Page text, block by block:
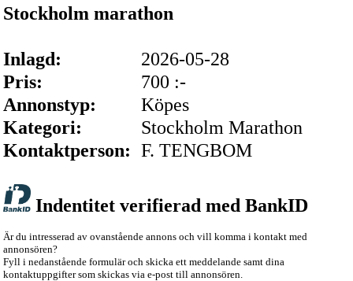
Stockholm marathon
Inlagd:
2026-05-28
Pris:
700 :-
Annonstyp:
Köpes
Kategori:
Stockholm Marathon
Kontaktperson: F. TENGBOM
Indentitet verifierad med BankID
Är du intresserad av ovanstående annons och vill komma i kontakt med
annonsören?
Fyll i nedanstående formulär och skicka ett meddelande samt dina
kontaktuppgifter som skickas via e-post till annonsören.